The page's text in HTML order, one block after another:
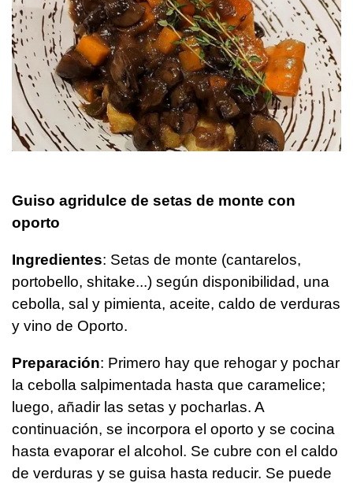
Guiso agridulce de setas de monte con
oporto
Ingredientes: Setas de monte (cantarelos,
portobello, shitake...) según disponibilidad, una
cebolla, sal y pimienta, aceite, caldo de verduras
y vino de Oporto.
Preparación: Primero hay que rehogar y pochar
la cebolla salpimentada hasta que caramelice;
luego, añadir las setas y pocharlas. A
continuación, se incorpora el oporto y se cocina
hasta evaporar el alcohol. Se cubre con el caldo
de verduras y se guisa hasta reducir. Se puede